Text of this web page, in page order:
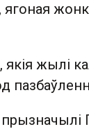
ягоная
жылі